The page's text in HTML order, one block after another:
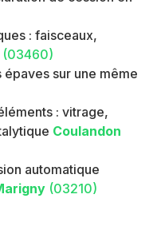
: faisceaux,
(03460)
sur une même
: vitrage,
Coulandon
automatique
(03210)